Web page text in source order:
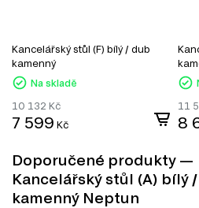
Úložný prostor
Nástěnné police a skříňky
Kancelářské stoly
Kancelářský stůl (F) bílý / dub
kamenný
Na skladě
10 132 Kč
7 599 Kč
11
8
Doporučené produkty —
Kancelářský stůl (A) bílý
kamenný Neptun